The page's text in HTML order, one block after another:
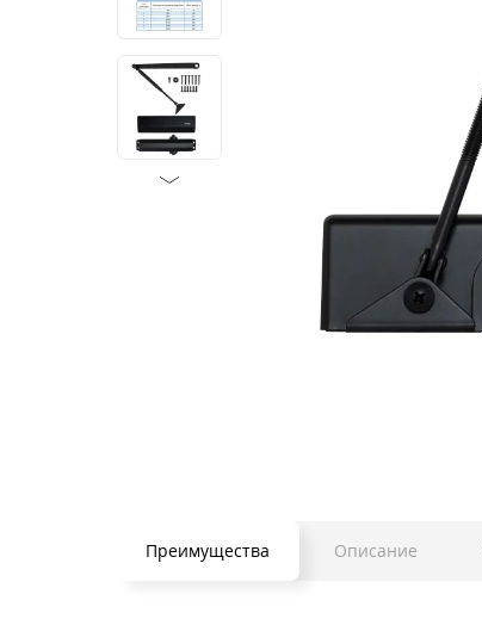
Преимущества Описание